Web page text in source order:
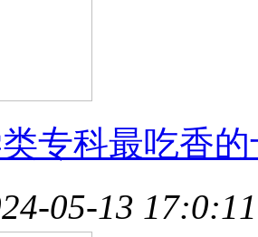
专科最吃香
05-13 17:0:11